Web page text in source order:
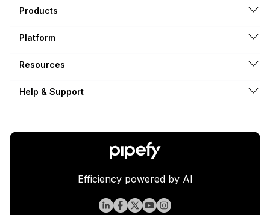
Products
Platform
Resources
Help & Support
Efficiency powered by AI